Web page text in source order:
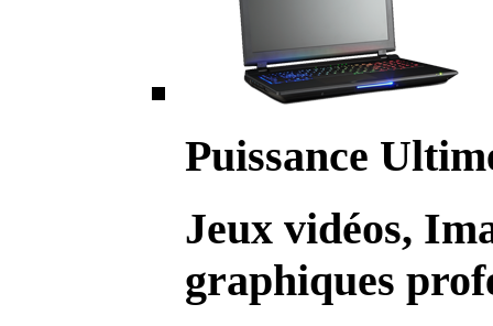
Puissance
Jeux vidéos,
graphiques